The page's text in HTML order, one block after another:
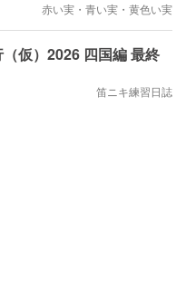
赤い実・青い実・黄色い実
仮）2026 四国編 最終
笛ニキ練習日誌